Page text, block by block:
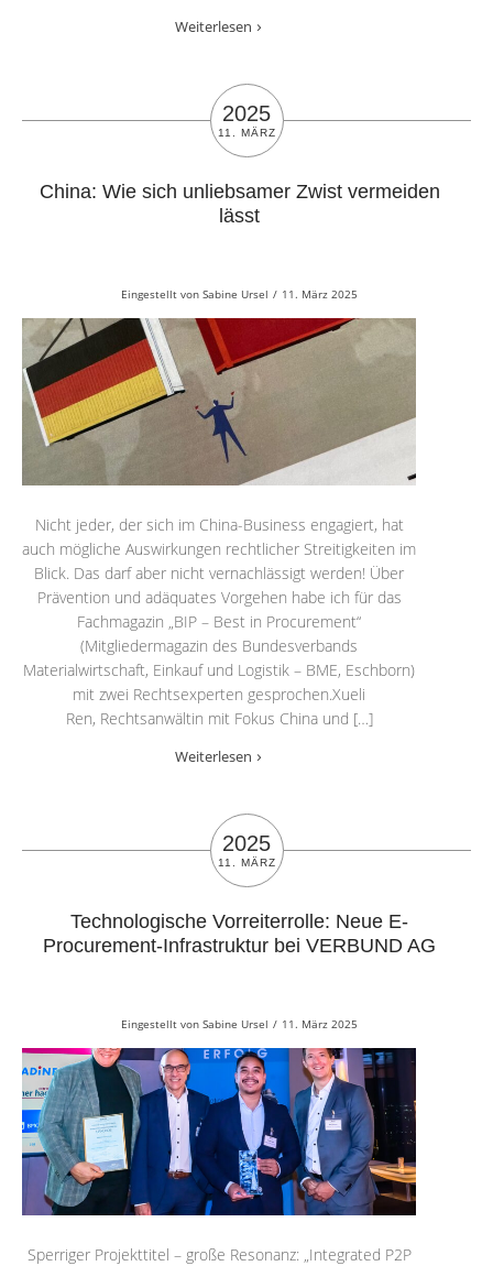
Weiterlesen
2025
11. MÄRZ
China: Wie sich unliebsamer Zwist vermeiden
lässt
Eingestellt vonSabine Ursel / 11. März 2025
Nicht jeder, der sich im China-Business engagiert, hat
auch mögliche Auswirkungen rechtlicher Streitigkeiten im
Blick. Das darf aber nicht vernachlässigt werden! Über
Prävention und adäquates Vorgehen habe ich für das
Fachmagazin „BIP – Best in Procurement“
(Mitgliedermagazin des Bundesverbands
Materialwirtschaft, Einkauf und Logistik – BME, Eschborn)
mit zwei Rechtsexperten gesprochen.Xueli
Ren, Rechtsanwältin mit Fokus China und […]
Weiterlesen
2025
11. MÄRZ
Technologische Vorreiterrolle: Neue E-
Procurement-Infrastruktur bei VERBUND AG
Eingestellt vonSabine Ursel / 11. März 2025
Sperriger Projekttitel – große Resonanz: „Integrated P2P